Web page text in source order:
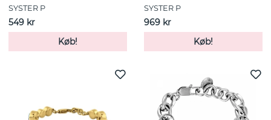
SYSTER P
549 kr
Køb!
SYSTER P
969 kr
Køb!